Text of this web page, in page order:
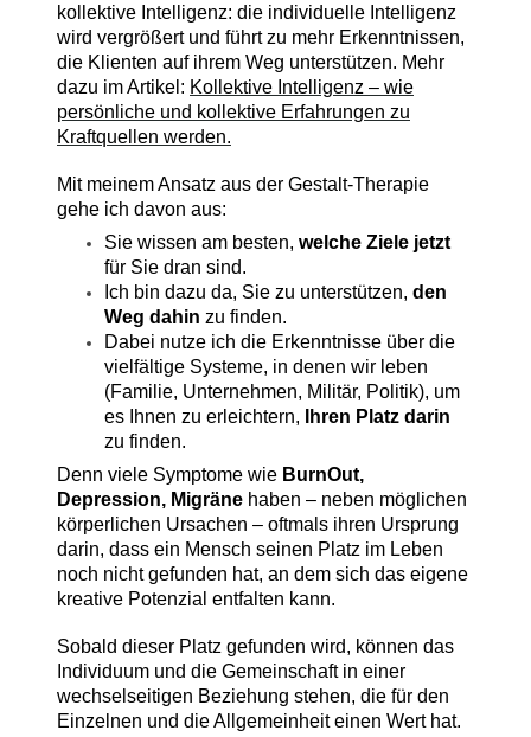
kollektive Intelligenz: die individuelle Intelligenz
wird vergrößert und führt zu mehr Erkenntnissen,
die Klienten auf ihrem Weg unterstützen. Mehr
dazu im Artikel: Kollektive Intelligenz – wie
persönliche und kollektive Erfahrungen zu
Kraftquellen werden.
Mit meinem Ansatz aus der Gestalt-Therapie
gehe ich davon aus:
Sie wissen am besten, welche Ziele jetzt
für Sie dran sind.
Ich bin dazu da, Sie zu unterstützen, den
Weg dahin zu finden.
Dabei nutze ich die Erkenntnisse über die
vielfältige Systeme, in denen wir leben
(Familie, Unternehmen, Militär, Politik), um
es Ihnen zu erleichtern,
Ihren Platz darin
zu finden.
Denn viele Symptome wie BurnOut,
Depression, Migräne haben – neben möglichen
körperlichen Ursachen – oftmals ihren Ursprung
darin, dass ein Mensch seinen Platz im Leben
noch nicht gefunden hat, an dem sich das eigene
kreative Potenzial entfalten kann.
Sobald dieser Platz gefunden wird, können das
Individuum und die Gemeinschaft in einer
wechselseitigen Beziehung stehen, die für den
Einzelnen und die Allgemeinheit einen Wert hat.